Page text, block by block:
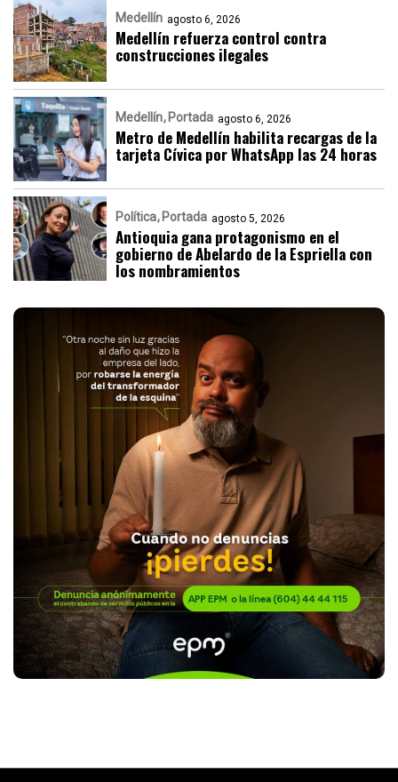
Medellín agosto 6, 2026
Medellín refuerza control contra
construcciones ilegales
Medellín Portada agosto 6, 2026
Metro de Medellín habilita recargas de la
tarjeta Cívica por WhatsApp las 24 horas
Política Portada agosto 5, 2026
Antioquia gana protagonismo en el
gobierno de Abelardo de la Espriella con
los nombramientos